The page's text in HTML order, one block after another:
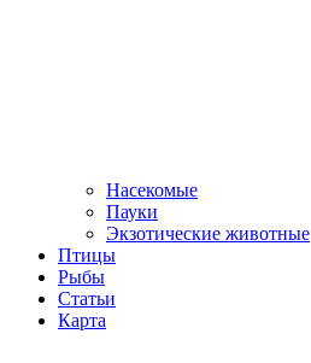
Насекомые
Пауки
Экзотические животные
Птицы
Рыбы
Статьи
Карта